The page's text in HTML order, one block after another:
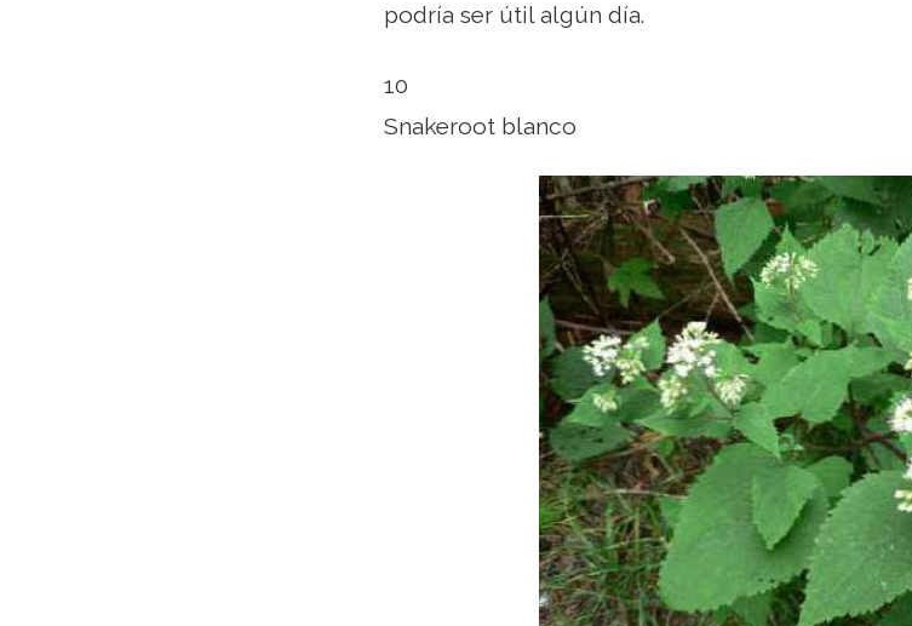
podría ser útil algún día.
10
Snakeroot blanco